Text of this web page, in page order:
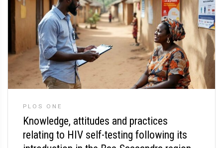
PLOS ONE
Knowledge, attitudes and practices
relating to HIV self-testing following its